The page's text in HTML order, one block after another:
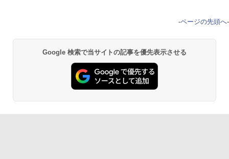
-ページの先頭へ-
Google 検索で当サイトの記事を優先表示させる